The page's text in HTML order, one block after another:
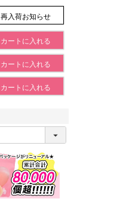
再入荷お知らせ
カートに入れる
カートに入れる
カートに入れる